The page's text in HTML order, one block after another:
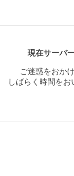
現在サーバ
ご迷惑をおか
しばらく時間を